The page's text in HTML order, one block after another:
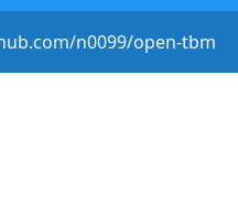
n0099/open-tbm